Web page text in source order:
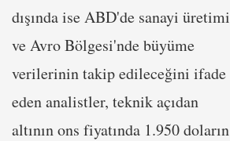
dışında ise ABD'de sanayi üretimi
ve Avro Bölgesi'nde büyüme
verilerinin takip edileceğini ifade
eden analistler, teknik açıdan
altının ons fiyatında 1.950 doların